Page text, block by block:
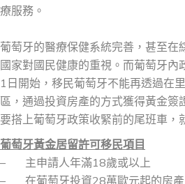
療服務。
葡萄牙的醫療保健系統完善，甚至在
國家對國民健康的重視。而葡萄牙內
1日開始，移民葡萄牙不能再透過在
區，通過投資房產的方式獲得黃金簽
要搭上葡萄牙政策收緊前的尾班車，
葡萄牙黃金居留許可移民項目
– 主申請人年滿18歲或以上
– 在葡萄牙投資28萬歐元起的房產